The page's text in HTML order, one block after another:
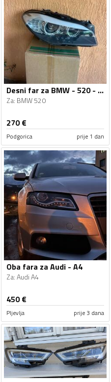
Desni far za BMW - 520 - 2010-2013
Za: BMW 520
270€
Podgorica prije 1 dan
Oba fara za Audi - A4
Za:Audi A4
450€
Pljevlja prije 3 dana